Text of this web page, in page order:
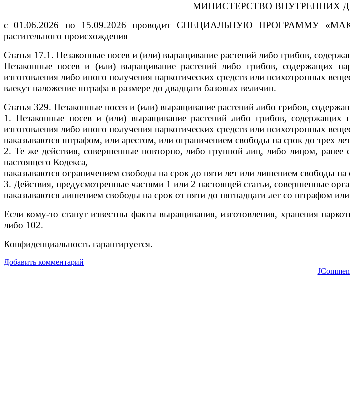
МИНИСТЕРСТВО ВНУТРЕННИХ
с 01.06.2026 по 15.09.2026 проводит СПЕЦИАЛЬНУЮ ПРОГРАММУ «МАК» в
растительного происхождения
Статья 17.1. Незаконные посев и (или) выращивание растений либо грибов,
Незаконные посев и (или) выращивание растений либо грибов, содержащих
изготовления либо иного получения наркотических средств или психотропных
влекут наложение штрафа в размере до двадцати базовых величин.
Статья 329. Незаконные посев и (или) выращивание растений либо грибов,
1. Незаконные посев и (или) выращивание растений либо грибов, содержащих
изготовления либо иного получения наркотических средств или психотропных
наказываются штрафом, или арестом, или ограничением свободы на срок до трех
2. Те же действия, совершенные повторно, либо группой лиц, либо лицом,
настоящего Кодекса, –
наказываются ограничением свободы на срок до пяти лет или лишением свободы на
3. Действия, предусмотренные частями 1 или 2 настоящей статьи, совершенные
наказываются лишением свободы на срок от пяти до пятнадцати лет со штрафом
Если кому-то станут известны факты выращивания, изготовления, хранения
либо 102.
Конфиденциальность гарантируется.
Добавить комментарий